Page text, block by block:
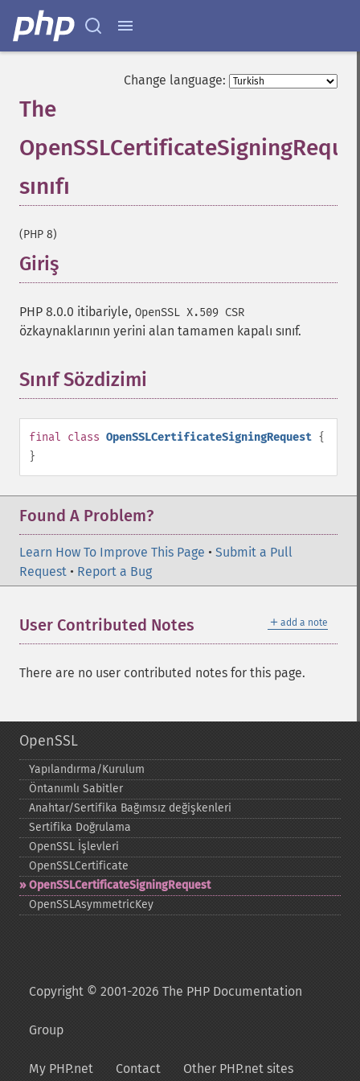
Change language:
The
sınıfı
(PHP 8)
Giriş
PHP 8.0.0 itibariyle, OpenSSL X.509 CSR
özkaynaklarının yerini alan tamamen kapalı sınıf.
Sınıf Sözdizimi
final class OpenSSLCertificateSigningRequest {
}
Found A Problem?
Learn How To Improve This Page • Submit a Pull
Request • Report a Bug
＋ add a note
User Contributed Notes
There are no user contributed notes for this page.
OpenSSL
Yapılandırma/Kurulum
Öntanımlı Sabitler
Anahtar/Sertifika Bağımsız değişkenleri
Sertifika Doğrulama
OpenSSL İşlevleri
OpenSSLCertificate
OpenSSLCertificateSigningRequest
OpenSSLAsymmetricKey
Copyright © 2001-2026 The PHP Documentation
Group
My PHP.net Contact Other PHP.net sites